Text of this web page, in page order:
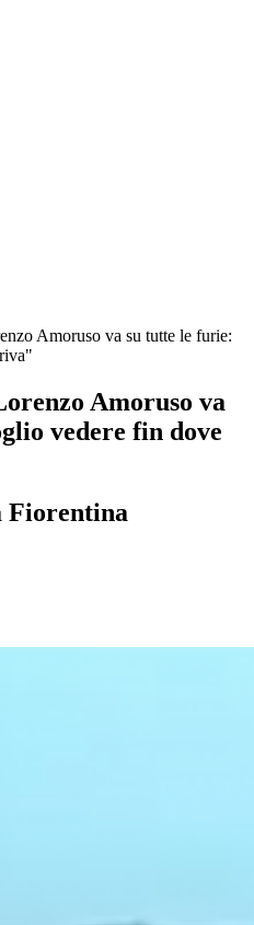
Amoruso va su tutte le furie:
Amoruso va
vedere fin dove
Fiorentina